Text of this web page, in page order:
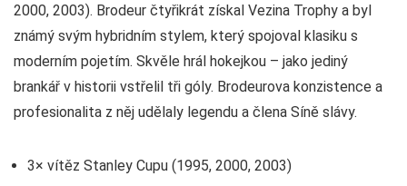
2000, 2003). Brodeur čtyřikrát získal Vezina Trophy a byl
známý svým hybridním stylem, který spojoval klasiku s
moderním pojetím. Skvěle hrál hokejkou – jako jediný
brankář v historii vstřelil tři góly. Brodeurova konzistence a
profesionalita z něj udělaly legendu a člena Síně slávy.
3× vítěz Stanley Cupu (1995, 2000, 2003)